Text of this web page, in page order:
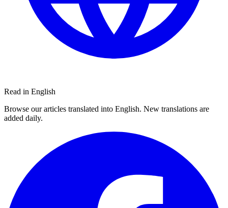
Read in English
Browse our articles translated into English. New translations are
added daily.